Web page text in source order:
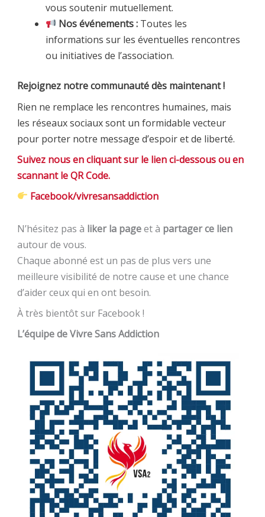
vous soutenir mutuellement.
Nos événements :Toutes les
informations sur les éventuelles rencontres
ou initiatives de l’association.
Rejoignez notre communauté dès maintenant !
Rien ne remplace les rencontres humaines, mais
les réseaux sociaux sont un formidable vecteur
pour porter notre message d’espoir et de liberté.
Suivez nous en cliquant sur le lien ci-dessous ou en
scannant le QR Code.
Facebook/vivresansaddiction
N’hésitez pas à liker la pageet à partager ce lien
autour de vous.
Chaque abonné est un pas de plus vers une
meilleure visibilité de notre cause et une chance
d’aider ceux qui en ont besoin.
À très bientôt sur Facebook !
L’équipe de Vivre Sans Addiction